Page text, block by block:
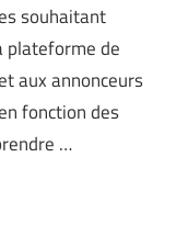
souhaitant
plateforme de
aux annonceurs
fonction des
…